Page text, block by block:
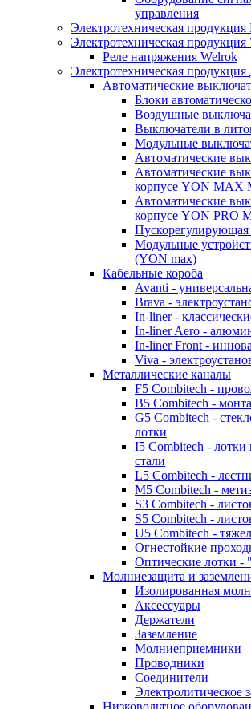
управления
Электротехническая
Электротехническая продукция
Реле напряжения Welrok
Электротехническая
Автоматические
Блоки
Воздушные
Выключатели в
Модульные
Автоматические
Автоматические
корпусе YON MAX
Автоматические
корпусе YON PRO
Пускорегулирующая
Модульные
(YON max)
Кабельные короба
Avanti -
Brava -
In-liner -
In-liner Aero -
In-liner Front -
Viva -
Металлические каналы
F5 Combitech -
B5 Combitech -
G5 Combitech -
лотки
I5 Combitech -
стали
L5 Combitech -
M5 Combitech -
S3 Combitech -
S5 Combitech -
U5 Combitech -
Огнестойкие
Оптические лотки -
Молниезащита и
Изолированная
Аксессуары
Держатели
Заземление
Молниеприемники
Проводники
Соединители
Электролитическое
Низковольтное